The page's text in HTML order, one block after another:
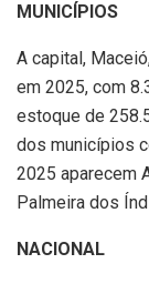
MUNICÍPIOS
A capital,
em 2025, com
estoque de
dos municípios
2025 aparecem
Palmeira dos
NACIONAL